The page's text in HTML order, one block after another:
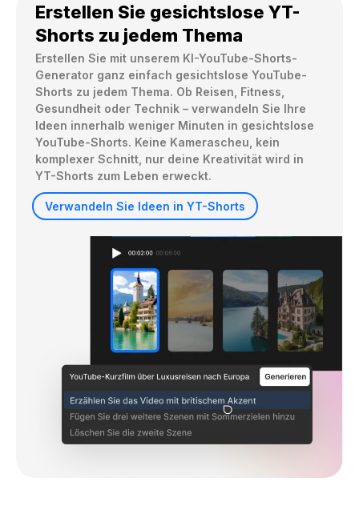
Erstellen Sie gesichtslose YT-
Shorts zu jedem Thema
Erstellen Sie mit unserem KI-YouTube-Shorts-
Generator ganz einfach gesichtslose YouTube-
Shorts zu jedem Thema. Ob Reisen, Fitness,
Gesundheit oder Technik – verwandeln Sie Ihre
Ideen innerhalb weniger Minuten in gesichtslose
YouTube-Shorts. Keine Kamerascheu, kein
komplexer Schnitt, nur deine Kreativität wird in
YT-Shorts zum Leben erweckt.
Verwandeln Sie Ideen in YT-Shorts